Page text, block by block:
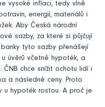
vysoké inflaci, tedy vlně
energií, materiálů i
Aby Česká národní
sazby, za které si půjčují
tyto sazby přenášejí
úvěrů včetně hypoték, a
chce snížit ochotu lidí i
a následně ceny. Proto
u hypoték rostou. A proč je